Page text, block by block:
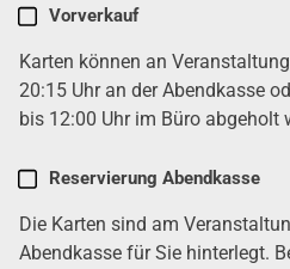
Karten
fen (erfor­
der­
lich)
Vor­ver­kauf
Karten kön­nen an
20:15 Uhr an der Abend­kas­se
bis 12:00 Uhr im Büro abge­holt
Reser­vie­rung Abend­kas­se
Die Karten sind am
Abend­kas­se für Sie hin­ter­legt.